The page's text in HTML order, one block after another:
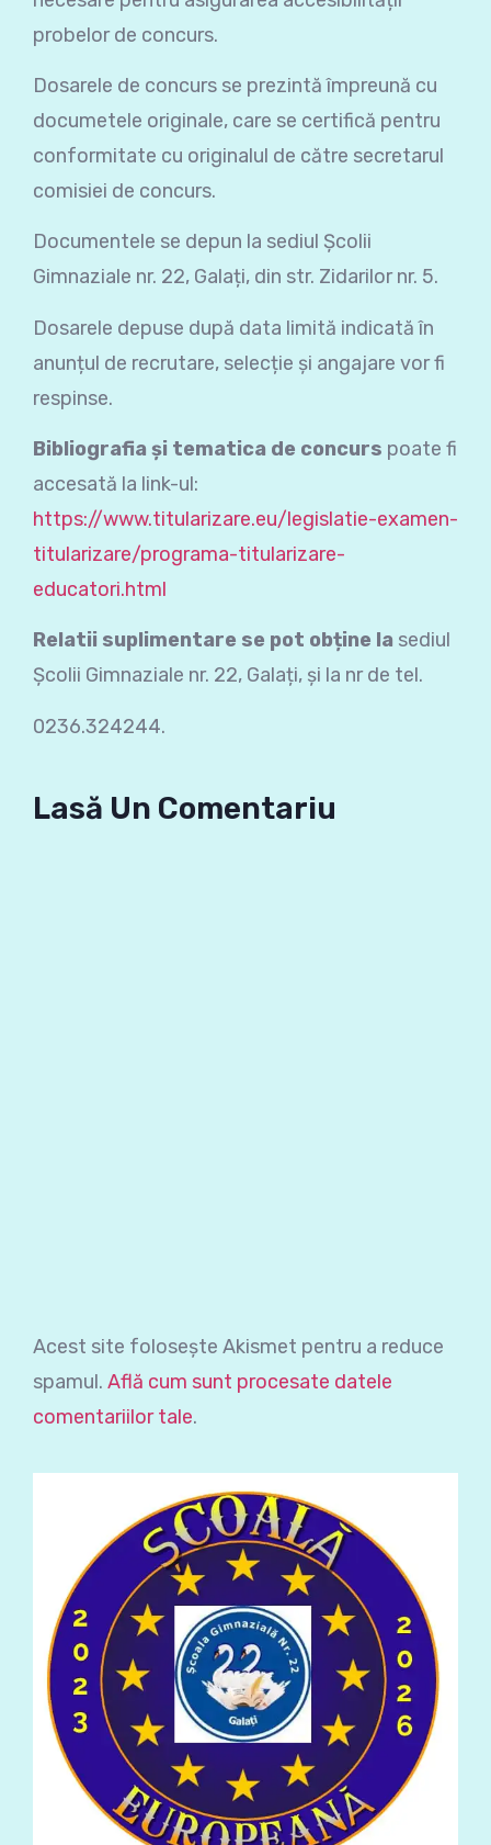
probelor de concurs.
Dosarele de concurs se prezintă împreună cu
documetele originale, care se certifică pentru
conformitate cu originalul de către secretarul
comisiei de concurs.
Documentele se depun la sediul Școlii
Gimnaziale nr. 22, Galați, din str. Zidarilor nr. 5.
Dosarele depuse după data limită indicată în
anunțul de recrutare, selecție și angajare vor fi
respinse.
Bibliografia și tematica de concurs poate fi
accesată la link-ul:
https://www.titularizare.eu/legislatie-examen-
titularizare/programa-titularizare-
educatori.html
Relatii suplimentare se pot obține la sediul
Școlii Gimnaziale nr. 22, Galați, și la nr de tel.
0236.324244.
Lasă Un Comentariu
Acest site folosește Akismet pentru a reduce
spamul. Află cum sunt procesate datele
comentariilor tale.